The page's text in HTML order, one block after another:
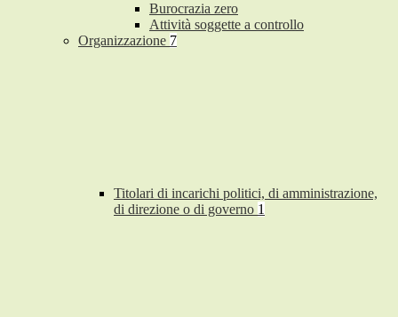
Burocrazia zero
Attività soggette a controllo
Organizzazione 7
Titolari di incarichi politici, di amministrazione,
di direzione o di governo 1